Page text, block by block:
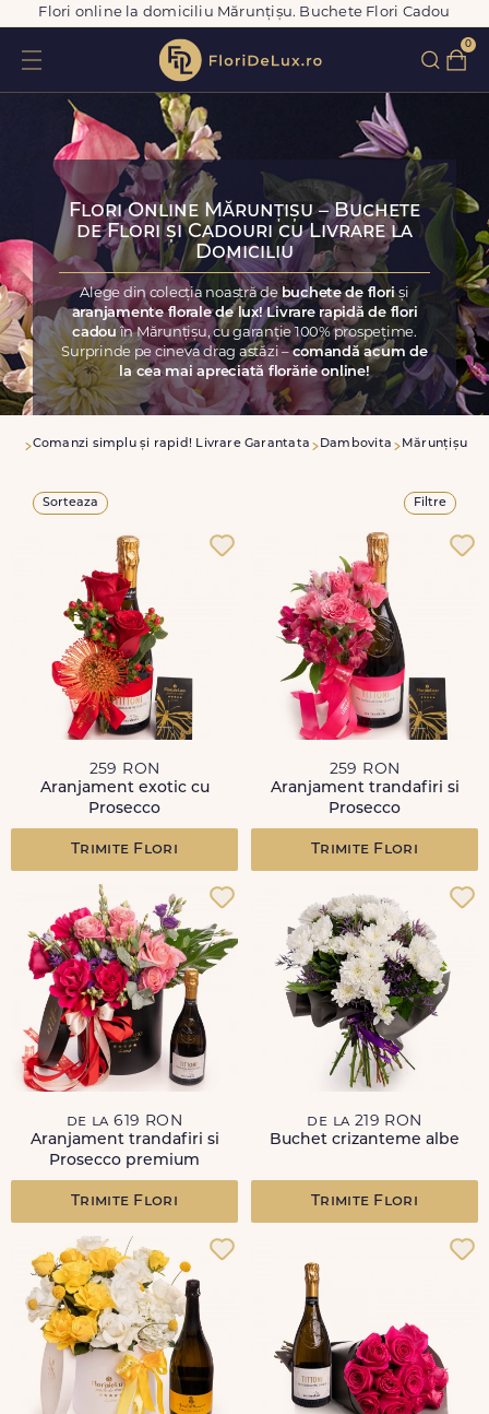
Flori online la domiciliu Mărunțișu. Buchete Flori Cadou
0
Flori Online Mărunțișu – Buchete
de Flori și Cadouri cu Livrare la
Domiciliu
Alege din colecția noastră de buchete de floriși
aranjamente florale de lux! Livrare rapidă de flori
cadou în Mărunțișu, cu garanție 100% prospețime.
Surprinde pe cineva drag astăzi –comandă acum de
la cea mai apreciată florărie online!
Comanzi simplu și rapid! Livrare Garantata Dambovita Mărunțișu
Sorteaza Filtre
259 RON
Aranjament exotic cu
Prosecco
Trimite Flori
259 RON
Aranjament trandafiri si
Prosecco
Trimite Flori
de la 619 RON
Aranjament trandafiri si
Prosecco premium
Trimite Flori
de la 219 RON
Buchet crizanteme albe
Trimite Flori